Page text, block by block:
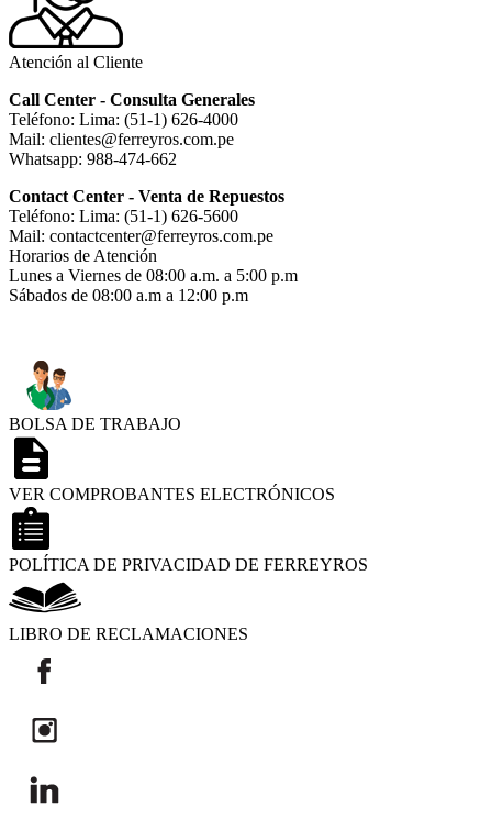
Atención al Cliente
Call Center - Consulta Generales
Teléfono: Lima: (51-1) 626-4000
Mail: clientes@ferreyros.com.pe
Whatsapp: 988-474-662
Contact Center - Venta de Repuestos
Teléfono: Lima: (51-1) 626-5600
Mail: contactcenter@ferreyros.com.pe
Horarios de Atención
Lunes a Viernes de 08:00 a.m. a 5:00 p.m
Sábados de 08:00 a.m a 12:00 p.m
BOLSA DE TRABAJO
VER COMPROBANTES ELECTRÓNICOS
POLÍTICA DE PRIVACIDAD DE FERREYROS
LIBRO DE RECLAMACIONES